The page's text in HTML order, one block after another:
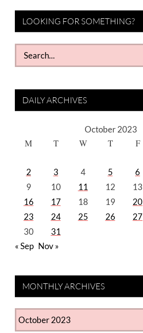
LOOKING FOR SOMETHING?
Search
for:
DAILY ARCHIVES
October 2023
M T W T F
2
3 4 5 6
9
10 11 12 13
16
17 18 19 20
23
24 25 26 27
30
31
« Sep Nov »
MONTHLY ARCHIVES
MONTHLY
ARCHIVES